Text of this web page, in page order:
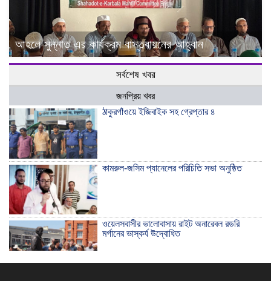
আহলে সুন্নাত এর কার্যক্রম বাস্তবায়নের আহ্বান
সর্বশেষ খবর
জনপ্রিয় খবর
ঠাকুরগাঁওয়ে ইজিবাইক সহ গ্রেপ্তার ৪
কামরুল-জসিম প্যানেলের পরিচিতি সভা অনুষ্ঠিত
ওয়েলসবাসীর ভালোবাসায় রাইট অনারেবল রডরি
মর্গানের ভাস্কর্য উদ্বোধিত